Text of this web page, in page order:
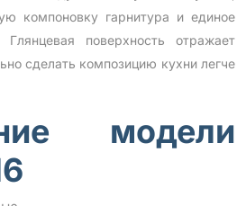
компоновку гарнитура и единое
поверхность отражает
сделать композицию кухни легче
модели